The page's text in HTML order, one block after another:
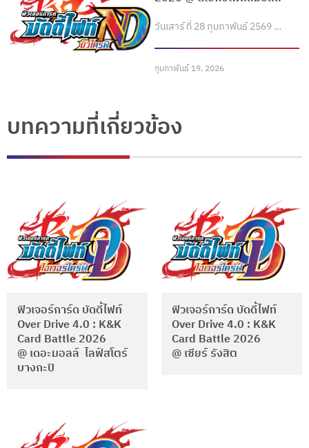
วันเสาร์ ที่ 28 กุมภาพันธ์ 2569 …
กุมภาพันธ์ 19, 2026
บทความที่เกี่ยวข้อง
ฟิวเจอร์การ์ด บัดดี้ไฟท์
Over Drive 4.0 : K&K
Card Battle 2026
@ เดอะมอลล์ ไลฟ์สโตร์
บางกะปิ
ฟิวเจอร์การ์ด บัดดี้ไฟท์
Over Drive 4.0 : K&K
Card Battle 2026
@ เซียร์ รังสิต